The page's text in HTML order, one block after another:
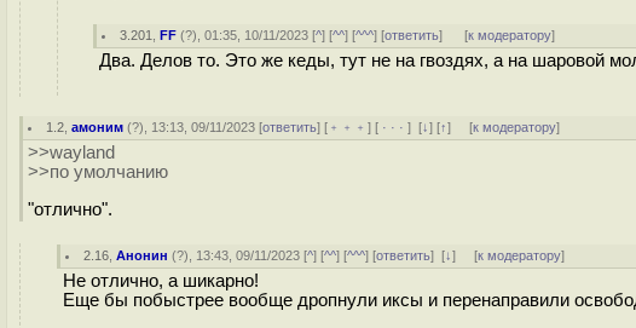
3.201 ,FF (?), 01:35, 10/11/2023 [^] [^^] [^^^] [ответить] [к модератору]
Два. Делов то. Это же кеды, тут не на гвоздях, а на шаровой
1.2 ,амоним (?), 13:13, 09/11/2023 [ответить] [ ﹢﹢﹢] [ · · ·][↓] [↑] [к модератору]
>>wayland
>>по умолчанию
"отлично".
2.16 ,Анонин (?), 13:43, 09/11/2023 [^] [^^] [^^^] [ответить][↓] [к модератору]
Не отлично, а шикарно!
Еще бы побыстрее вообще дропнули иксы и перенаправили